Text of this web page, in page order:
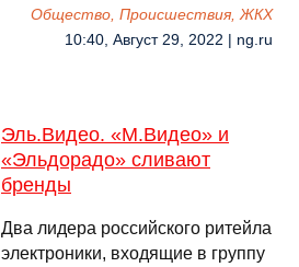
Общество, Происшествия, ЖКХ
10:40, Август 29, 2022 | ng.ru
Эль.Видео. «М.Видео» и
«Эльдорадо» сливают
бренды
Два лидера российского ритейла
электроники, входящие в группу